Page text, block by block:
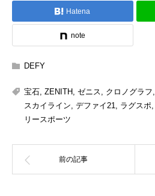
Hatena
note
DEFY
宝石, ZENITH, ゼニス, クロノグラフ,
スカイライン, デファイ21, ラグスポ,
リースポーツ